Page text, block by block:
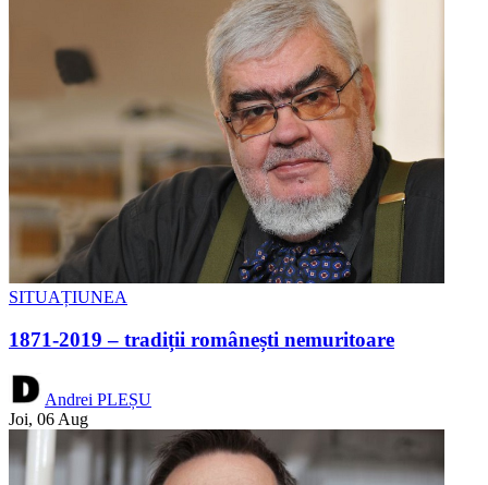
SITUAȚIUNEA
1871-2019 – tradiții românești nemuritoare
Andrei PLEȘU
Joi, 06 Aug